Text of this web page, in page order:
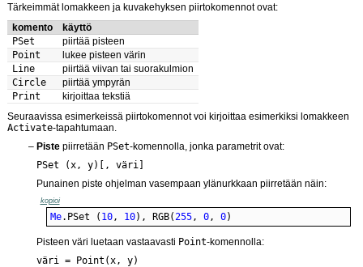
Tärkeimmät lomakkeen ja kuvakehyksen piirtokomennot ovat:
komento
käyttö
PSet
piirtää pisteen
Point
lukee pisteen värin
Line
piirtää viivan tai suorakulmion
Circle
piirtää ympyrän
Print
kirjoittaa tekstiä
Seuraavissa esimerkeissä piirtokomennot voi kirjoittaa esimerkiksi lomakkeen
Activate-tapahtumaan.
Piste piirretään PSet-komennolla, jonka parametrit ovat:
PSet (x, y)[, väri]
Punainen piste ohjelman vasempaan ylänurkkaan piirretään näin:
kopioi
Me.PSet ( 10, 10), RGB(255, 0, 0)
Pisteen väri luetaan vastaavasti Point-komennolla:
väri = Point(x, y)